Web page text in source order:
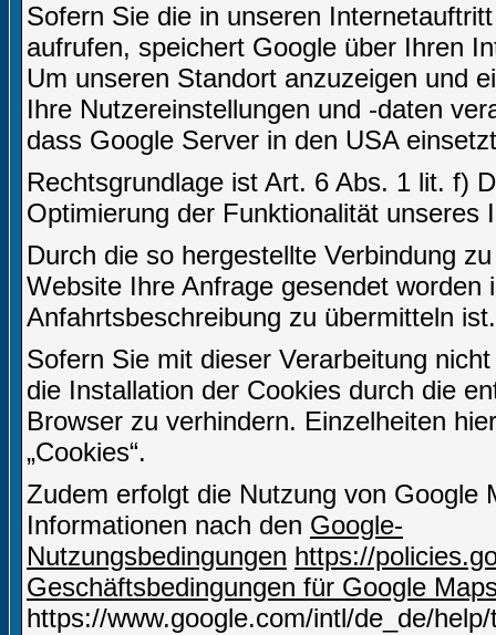
Sofern Sie die in unseren
aufrufen, speichert Google über Ihren
Um unseren Standort anzuzeigen und
Ihre Nutzereinstellungen und -daten
dass Google Server in den USA
Rechtsgrundlage ist Art. 6 Abs. 1 lit. f)
Optimierung der Funktionalität unseres
Durch die so hergestellte Verbindung
Website Ihre Anfrage gesendet
Anfahrtsbeschreibung zu übermitteln ist.
Sofern Sie mit dieser Verarbeitung
die Installation der Cookies durch die
Browser zu verhindern. Einzelheiten
„Cookies“.
Zudem erfolgt die Nutzung von Google
Informationen nach den Google-
Nutzungsbedingungen https://
Geschäftsbedingungen für Google
https://www.google.com/intl/de_de/